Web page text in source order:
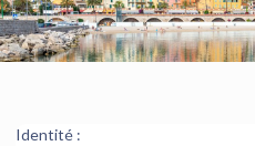
Identité :